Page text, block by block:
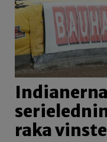
raka